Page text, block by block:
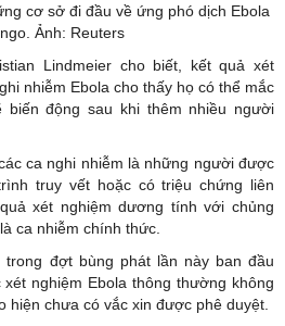
cơ sở đi đầu về ứng phó dịch Ebola
Ảnh: Reuters
Lindmeier cho biết, kết quả xét
nhiễm Ebola cho thấy họ có thể mắc
biến động sau khi thêm nhiều người
ca nghi nhiễm là những người được
truy vết hoặc có triệu chứng liên
xét nghiệm dương tính với chủng
ca nhiễm chính thức.
đợt bùng phát lần này ban đầu
nghiệm Ebola thông thường không
hiện chưa có vắc xin được phê duyệt.